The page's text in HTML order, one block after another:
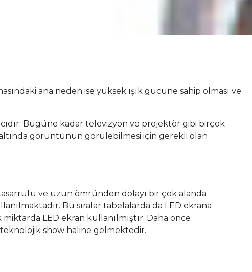
ana neden ise yüksek ışık gücüne sahip olması ve
Bugüne kadar televizyon ve projektör gibi birçok
altında görüntünün görülebilmesi için gerekli olan
ve uzun ömründen dolayı bir çok alanda
Bu sıralar tabelalarda da LED ekrana
LED ekran kullanılmıştır. Daha önce
show haline gelmektedir.